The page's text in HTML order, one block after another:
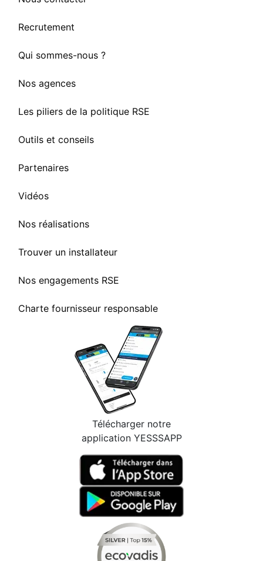
Recrutement
Qui sommes-nous ?
Nos agences
Les piliers de la politique RSE
Outils et conseils
Partenaires
Vidéos
Nos réalisations
Trouver un installateur
Nos engagements RSE
Charte fournisseur responsable
Télécharger notre
application YESSSAPP